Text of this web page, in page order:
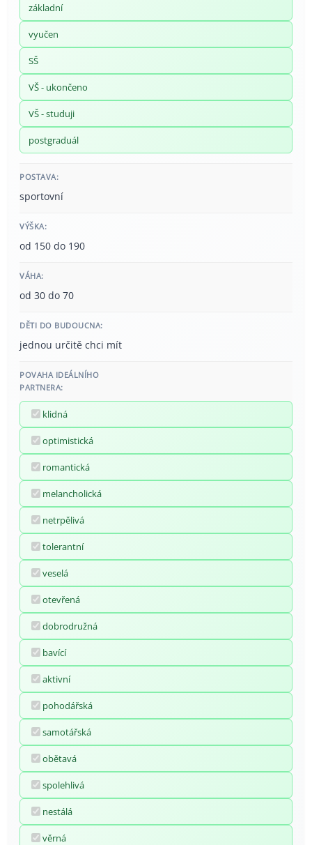
základní
vyučen
SŠ
VŠ - ukončeno
VŠ - studuji
postgraduál
POSTAVA:
sportovní
VÝŠKA:
od 150 do 190
VÁHA:
od 30 do 70
DĚTI DO BUDOUCNA:
jednou určitě chci mít
POVAHA IDEÁLNÍHO
PARTNERA:
klidná
optimistická
romantická
melancholická
netrpělivá
tolerantní
veselá
otevřená
dobrodružná
bavící
aktivní
pohodářská
samotářská
obětavá
spolehlivá
nestálá
věrná